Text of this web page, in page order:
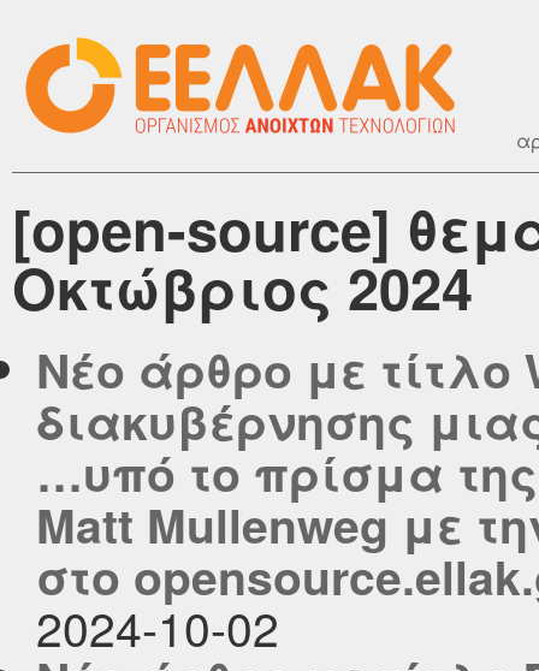
[open-source]
Οκτώβριος 2024
Νέο άρθρο με τίτλο
διακυβέρνησης
…υπό το πρίσμα
Matt Mullenweg με
στο
2024-10-02